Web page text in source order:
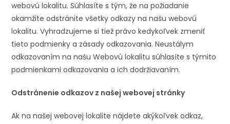
webovú lokalitu. Súhlasíte s tým, že na požiadanie
okamžite odstránite všetky odkazy na našu webovú
lokalitu. Vyhradzujeme si tiež právo kedykoľvek zmeniť
tieto podmienky a zásady odkazovania. Neustálym
odkazovaním na našu Webovú lokalitu súhlasíte s týmito
podmienkami odkazovania a ich dodržiavaním.
Odstránenie odkazov z našej webovej stránky
Ak na našej webovej lokalite nájdete akýkoľvek odkaz,